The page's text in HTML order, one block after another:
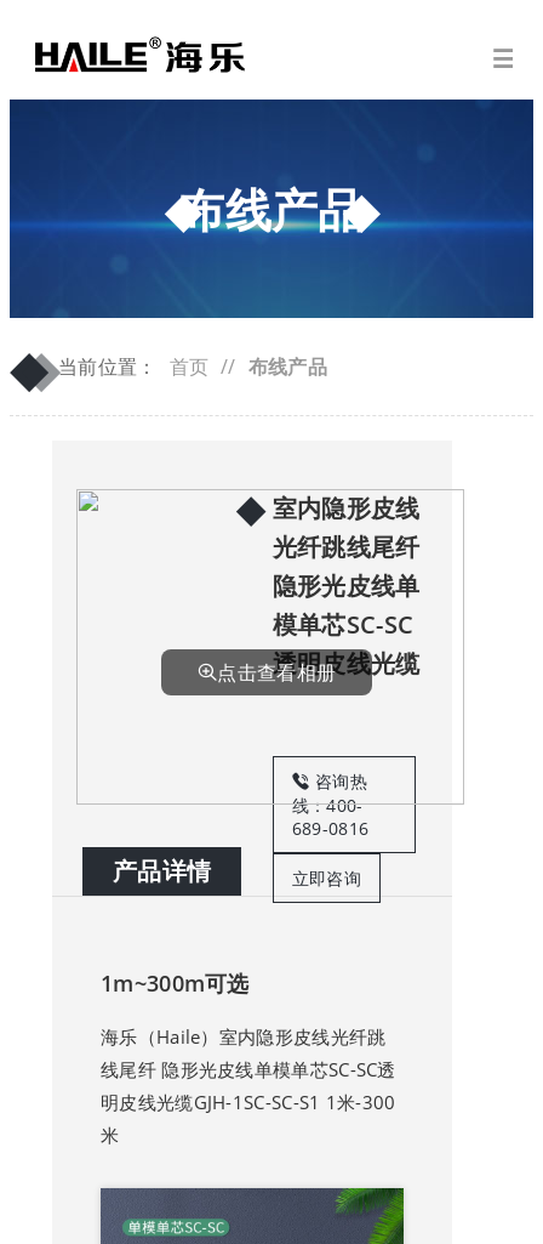
布线产品
◆
◆当前位置： 首页 // 布线产品
点击查看相册
◆ 室内隐形皮线
光纤跳线尾纤
隐形光皮线单
模单芯SC-SC
透明皮线光缆
咨询热
线：400-
689-0816
立即咨询
产品详情
1m~300m可选
海乐（Haile）室内隐形皮线光纤跳
线尾纤 隐形光皮线单模单芯SC-SC透
明皮线光缆GJH-1SC-SC-S1 1米-300
米